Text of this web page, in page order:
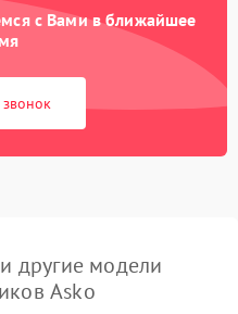
с Вами в ближайшее
звонок
другие модели
Asko